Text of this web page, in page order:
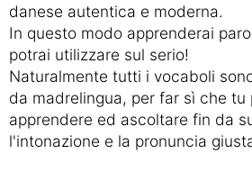
danese autentica e moderna.
In questo modo apprenderai
potrai utilizzare sul serio!
Naturalmente tutti i vocaboli
da madrelingua, per far sì che tu
apprendere ed ascoltare fin da
l'intonazione e la pronuncia